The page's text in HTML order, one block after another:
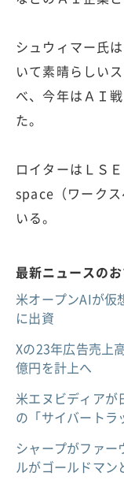
シュウィマー氏
いて素晴らしい
べ、今年はＡＩ
た。
ロイターはＬＳ
space（ワーク
いる。
最新ニュースの
米オープンAIが仮
に出資
Xの23年広告売上
億円を計上へ
米エヌビディアが
の「サイバートラ
シャープがファ
ルがゴールドマン